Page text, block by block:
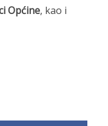
Općine, kao i